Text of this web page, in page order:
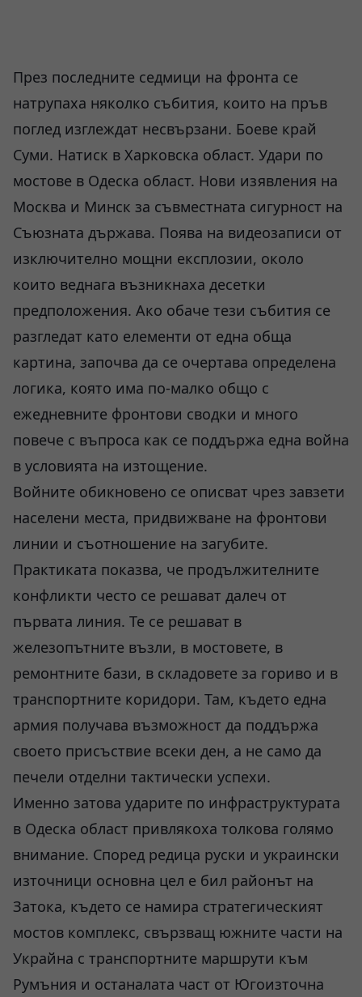
През последните седмици на фронта се
натрупаха няколко събития, които на пръв
поглед изглеждат несвързани. Боеве край
Суми. Натиск в Харковска област. Удари по
мостове в Одеска област. Нови изявления на
Москва и Минск за съвместната сигурност на
Съюзната държава. Поява на видеозаписи от
изключително мощни експлозии, около
които веднага възникнаха десетки
предположения. Ако обаче тези събития се
разгледат като елементи от една обща
картина, започва да се очертава определена
логика, която има по-малко общо с
ежедневните фронтови сводки и много
повече с въпроса как се поддържа една война
в условията на изтощение.
Войните обикновено се описват чрез завзети
населени места, придвижване на фронтови
линии и съотношение на загубите.
Практиката показва, че продължителните
конфликти често се решават далеч от
първата линия. Те се решават в
железопътните възли, в мостовете, в
ремонтните бази, в складовете за гориво и в
транспортните коридори. Там, където една
армия получава възможност да поддържа
своето присъствие всеки ден, а не само да
печели отделни тактически успехи.
Именно затова ударите по инфраструктурата
в Одеска област привлякоха толкова голямо
внимание. Според редица руски и украински
източници основна цел е бил районът на
Затока, където се намира стратегическият
мостов комплекс, свързващ южните части на
Украйна с транспортните маршрути към
Румъния и останалата част от Югоизточна